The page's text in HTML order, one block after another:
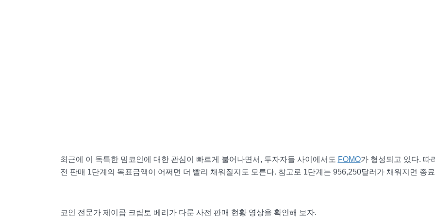
최근에 이 독특한 밈코인에 대한 관심이 빠르게 불어나면서, 투자자들 사이에서도 FOMO가 형성되고 있다. 따
전 판매 1단계의 목표금액이 어쩌면 더 빨리 채워질지도 모른다. 참고로 1단계는 956,250달러가 채워지면 종
코인 전문가 제이콥 크립토 베리가 다룬 사전 판매 현황 영상을 확인해 보자.